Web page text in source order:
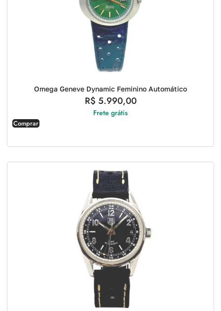
Omega Geneve Dynamic Feminino Automático
R$ 5.990,00
Frete grátis
Comprar